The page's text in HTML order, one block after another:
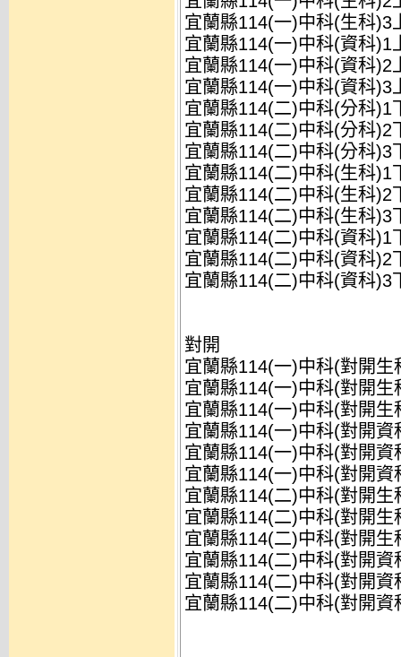
宜蘭縣114(一)中科(生科)3
宜蘭縣114(一)中科(資科)1
宜蘭縣114(一)中科(資科)2
宜蘭縣114(一)中科(資科)3
宜蘭縣114(二)中科(分科)1
宜蘭縣114(二)中科(分科)2
宜蘭縣114(二)中科(分科)3
宜蘭縣114(二)中科(生科)1
宜蘭縣114(二)中科(生科)2
宜蘭縣114(二)中科(生科)3
宜蘭縣114(二)中科(資科)1
宜蘭縣114(二)中科(資科)2
宜蘭縣114(二)中科(資科)3
對開
宜蘭縣114(一)中科(對開
宜蘭縣114(一)中科(對開
宜蘭縣114(一)中科(對開
宜蘭縣114(一)中科(對開
宜蘭縣114(一)中科(對開
宜蘭縣114(一)中科(對開
宜蘭縣114(二)中科(對開
宜蘭縣114(二)中科(對開
宜蘭縣114(二)中科(對開
宜蘭縣114(二)中科(對開
宜蘭縣114(二)中科(對開
宜蘭縣114(二)中科(對開